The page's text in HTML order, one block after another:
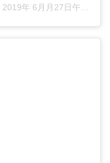
2019年 6月月27日午前6時28分PDT